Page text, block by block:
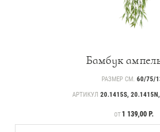
Бамбук
РАЗМЕР СМ. 60/75/
АРТИКУЛ 20.1415S,
ЦЕНА
ОТ 1 139,00 Р.